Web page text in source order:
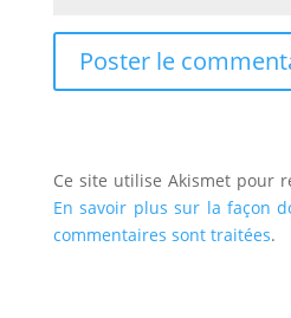
Ce site utilise Akismet pour
En savoir plus sur la façon
commentaires sont traitées.